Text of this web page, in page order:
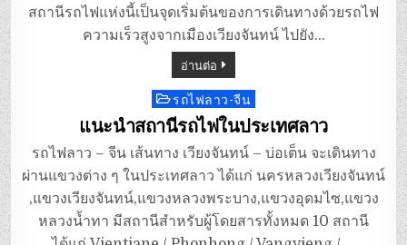
สถานีรถไฟแห่งนี้เป็นจุดเริ่มต้นของการเดินทางด้วยรถไฟ
ความเร็วสูงจากเมืองเวียงจันทน์ ไปยัง…
อ่านต่อ
Posted
in
รถไฟลาว-จีน
แนะนำสถานีรถไฟในประเทศลาว
รถไฟลาว – จีน เส้นทาง เวียงจันทน์ – บ่อเต็น จะเดินทาง
ผ่านแขวงต่าง ๆ ในประเทศลาว ได้แก่ นครหลวงเวียงจันทน์
,แขวงเวียงจันทน์,แขวงหลวงพระบาง,แขวงอุดมไซ,แขวง
หลวงน้ำทา มีสถานีสำหรับผู้โดยสารทั้งหมด 10 สถานี